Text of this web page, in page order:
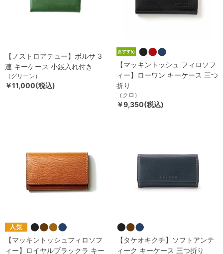
【ノストロアテュー】ボルサ 3
連 キーケース 小銭入れ付き
（グリーン）
￥11,000(税込)
【マッキントッシュ フィロソフ
ィー】ローワン キーケース 三つ
折り
（クロ）
￥9,350(税込)
【マッキントッシュフィロソフ
ィー】ロイヤルブラックラ キー
【タケオキクチ】ソフトアンテ
ィーク キーケース 三つ折り